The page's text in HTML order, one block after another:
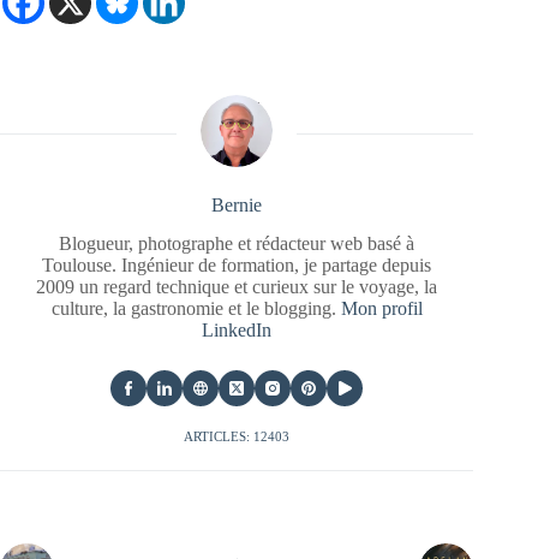
Bernie
Blogueur, photographe et rédacteur web basé à
Toulouse. Ingénieur de formation, je partage depuis
2009 un regard technique et curieux sur le voyage, la
culture, la gastronomie et le blogging. Mon profil
LinkedIn
ARTICLES: 12403